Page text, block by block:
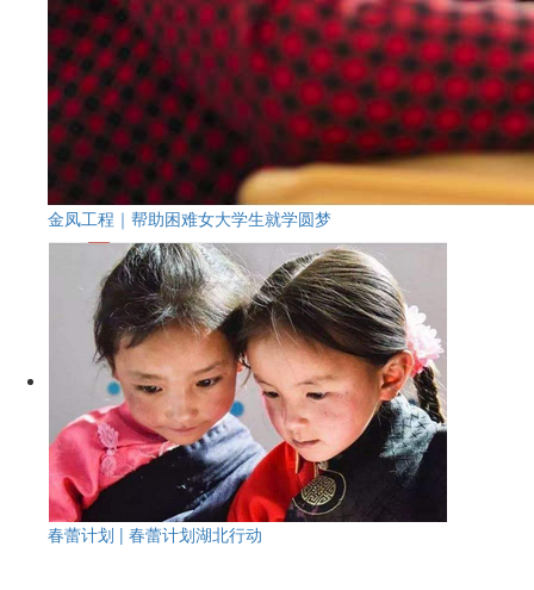
金凤工程｜帮助困难女大学生就学圆梦
春蕾计划 | 春蕾计划湖北行动